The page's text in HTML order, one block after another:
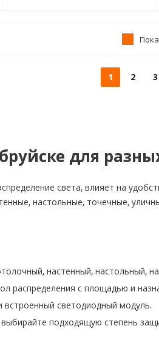
1 2 3
для
света, влияет на
настольные, точечные,
настенный, настольный,
распределения с площадью и
светодиодный модуль.
подходящую степень